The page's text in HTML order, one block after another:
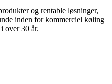
og rentable løsninger,
inden for kommerciel køling
over 30 år.